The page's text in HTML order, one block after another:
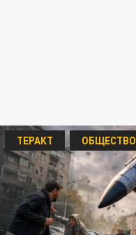
ТЕРАКТ ОБЩЕСТВО